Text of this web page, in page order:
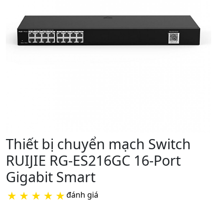
Thiết bị chuyển mạch Switch
RUIJIE RG-ES216GC 16-Port
Gigabit Smart
★ ★ ★ ★ ★đánh giá